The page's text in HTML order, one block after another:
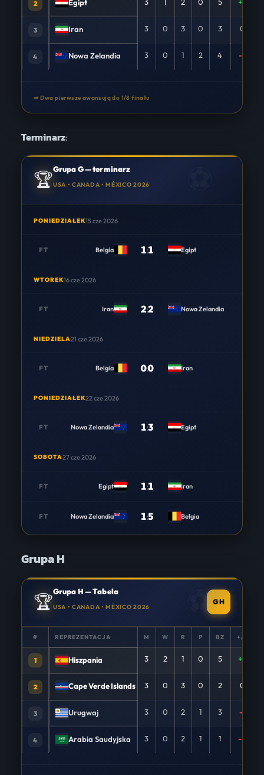
2 Egipt
3 Iran 3 0 3 0 3 0
4 Nowa Zelandia 3 0 1 2 4 -6
➡ Dwa pierwsze awansują do 1/8 finału
Terminarz:
🏆Grupa G — terminarz
USA • CANADA • MÉXICO 2026
PONIEDZIAŁEK15 cze 2026
FT Belgia 1:1 Egipt
WTOREK16 cze 2026
FT Iran 2:2 Nowa Zelandia
NIEDZIELA21 cze 2026
FT Belgia 0:0 Iran
PONIEDZIAŁEK22 cze 2026
FT Nowa Zelandia 1:3 Egipt
SOBOTA27 cze 2026
FT Egipt 1:1 Iran
FT Nowa Zelandia 1:5 Belgia
Grupa H
🏆Grupa H — Tabela
USA • CANADA • MÉXICO 2026
GH
# REPREZENTACJA M W R P BZ +/−
1 Hiszpania 3 2 1 0 5 +5
2 Cape Verde Islands 3 0 3 0 2 0
3 Urugwaj 3 0 2 1 3 -1
4 Arabia Saudyjska 3 0 2 1 1 -4